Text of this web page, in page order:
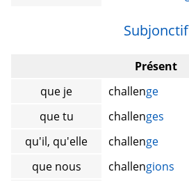
Subjonctif
Présent
que je
challenge
que tu
challenges
qu'il, qu'elle
challenge
que nous
challengions